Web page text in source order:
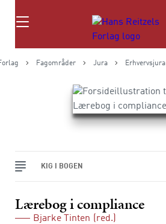
Søg
Fagområder Jura Erhvervsjura
KIG I BOGEN
Lærebog i compliance
Bjarke Tinten (red.)